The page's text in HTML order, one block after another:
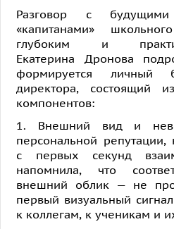
Разговор с
«капитанами»
глубоким и
Екатерина Дронова
формируется личный
директора, состоящий
компонентов:
1. Внешний вид и
персональной репутации,
с первых секунд
напомнила, что
внешний облик — не
первый визуальный
к коллегам, к ученикам и